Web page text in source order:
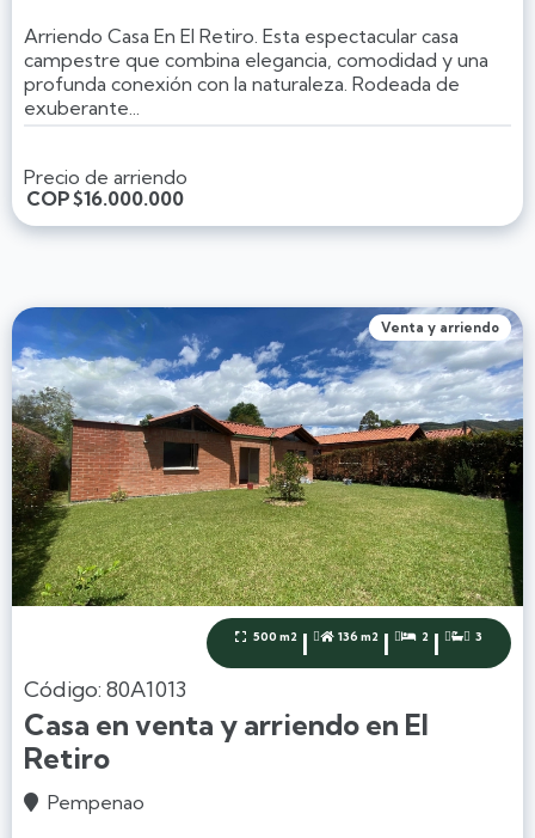
Arriendo Casa En El Retiro. Esta espectacular casa
campestre que combina elegancia, comodidad y una
profunda conexión con la naturaleza. Rodeada de
exuberante...
Precio de arriendo
COP$16.000.000
Venta y arriendo
 500 m2 |  136 m2 |  2 |  3
Código: 80A1013
Casa en venta y arriendo en El
Retiro
 Pempenao